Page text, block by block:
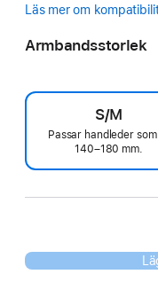
Läs mer om
Armbandsstorlek
S/M
Passar handleder
140–180 mm.